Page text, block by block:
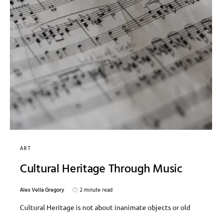
ART
Cultural Heritage Through Music
Alex Vella Gregory
2 minute read
Cultural Heritage is not about inanimate objects or old